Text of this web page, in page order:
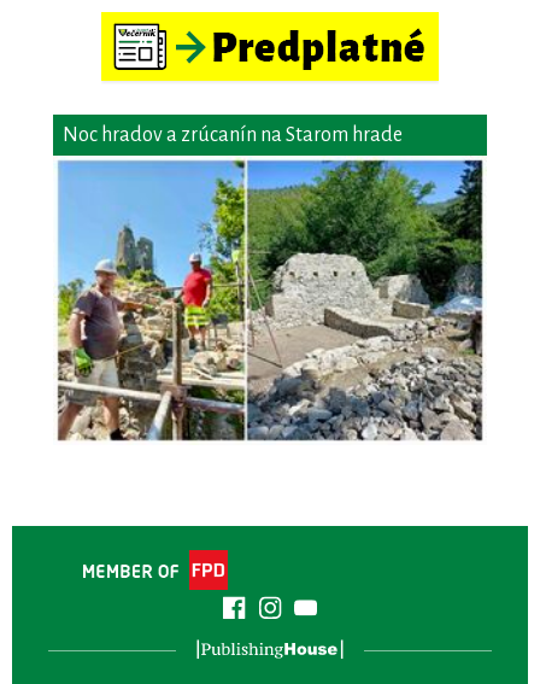
Noc hradov a zrúcanín na Starom hrade